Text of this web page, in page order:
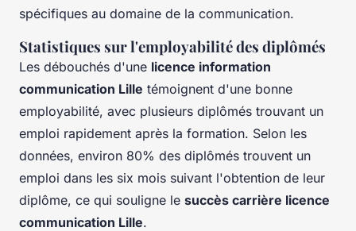
spécifiques au domaine de la communication.
Statistiques sur l'employabilité des diplômés
Les débouchés d'une licence information
communication Lille témoignent d'une bonne
employabilité, avec plusieurs diplômés trouvant un
emploi rapidement après la formation. Selon les
données, environ 80% des diplômés trouvent un
emploi dans les six mois suivant l'obtention de leur
diplôme, ce qui souligne le succès carrière licence
communication Lille.